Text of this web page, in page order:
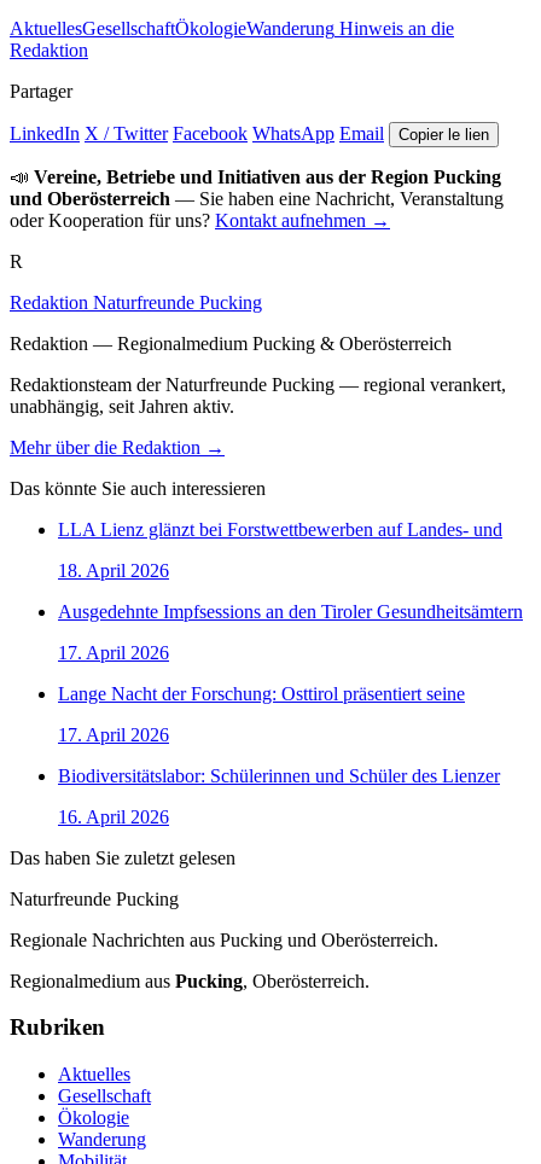
AktuellesGesellschaftÖkologieWanderung Hinweis an die
Redaktion
Partager
LinkedIn X / Twitter Facebook WhatsApp Email Copier le lien
📣 Vereine, Betriebe und Initiativen aus der Region Pucking
und Oberösterreich — Sie haben eine Nachricht, Veranstaltung
oder Kooperation für uns? Kontakt aufnehmen →
R
Redaktion Naturfreunde Pucking
Redaktion — Regionalmedium Pucking & Oberösterreich
Redaktionsteam der Naturfreunde Pucking — regional verankert,
unabhängig, seit Jahren aktiv.
Mehr über die Redaktion →
Das könnte Sie auch interessieren
LLA Lienz glänzt bei Forstwettbewerben auf Landes- und
18. April 2026
Ausgedehnte Impfsessions an den Tiroler Gesundheitsämtern
17. April 2026
Lange Nacht der Forschung: Osttirol präsentiert seine
17. April 2026
Biodiversitätslabor: Schülerinnen und Schüler des Lienzer
16. April 2026
Das haben Sie zuletzt gelesen
Naturfreunde Pucking
Regionale Nachrichten aus Pucking und Oberösterreich.
Regionalmedium aus Pucking, Oberösterreich.
Rubriken
Aktuelles
Gesellschaft
Ökologie
Wanderung